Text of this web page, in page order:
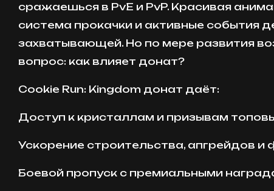
сражаешься в PvE и PvP. Красивая
система прокачки и активные события
захватывающей. Но по мере развития
вопрос: как влияет донат?
Cookie Run: Kingdom донат даёт:
Доступ к кристаллам и призывам
Ускорение строительства, апгрейдов
Боевой пропуск с премиальными